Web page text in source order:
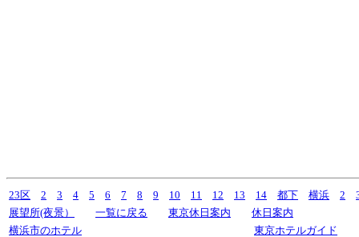
23区 2 3 4 5 6 7 8 9 10 11 12 13 14 都下 横浜 2
展望所(夜景）
一覧に戻る 東京休日案内
休日案内
横浜市のホテル
東京ホテルガイド